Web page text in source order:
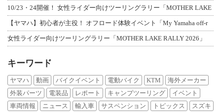
10/23・24開催！ 女性ライダー向けツーリングラリー「MOTHER LAKE
【ヤマハ】初心者が主役！ オフロード体験イベント「My Yamaha off-r
女性ライダー向けツーリングラリー「MOTHER LAKE RALLY 2026」
キーワード
ヤマハ 動画 バイクイベント 電動バイク KTM
海外メーカー
外装パーツ
電装品 レポート キャンプツーリング
イベント
車両情報
ニュース 輸入車 サスペンション トピックス スズキ